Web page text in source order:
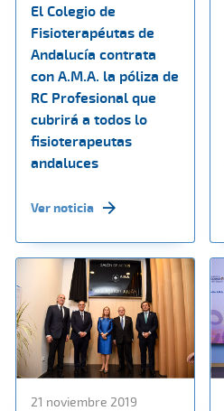
El Colegio de
Fisioterapéutas de
Andalucía contrata
con A.M.A. la póliza de
RC Profesional que
cubrirá a todos lo
fisioterapeutas
andaluces
Ver noticia
21 noviembre 2019